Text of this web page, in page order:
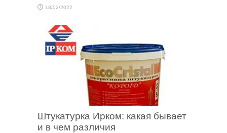
18/02/2022
Штукатурка Ирком: какая бывает
и в чем различия